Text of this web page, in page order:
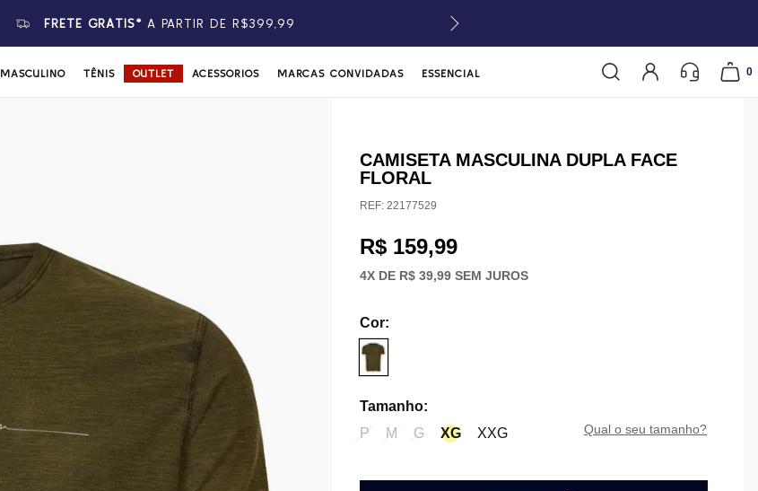
FRETE GRÁTIS* A PARTIR DE R$399,99
MASCULINO TÊNIS OUTLET ACESSÓRIOS MARCAS CONVIDADAS ESSENCIAL 0
CAMISETA MASCULINA DUPLA FACE
FLORAL
REF: 22177529
R$ 159,99
4X DE R$ 39,99SEM JUROS
Cor:
Tamanho:
P
M G XG XXG qual o seu tamanho?